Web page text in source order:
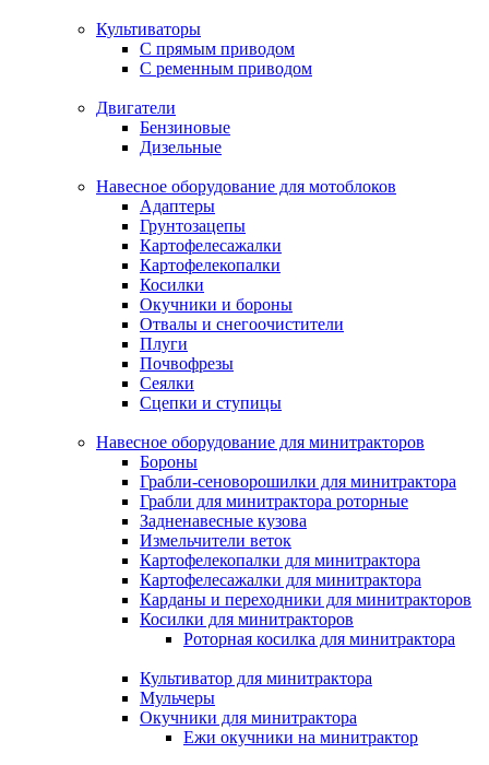
Культиваторы
С прямым приводом
С ременным приводом
Двигатели
Бензиновые
Дизельные
Навесное оборудование для мотоблоков
Адаптеры
Грунтозацепы
Картофелесажалки
Картофелекопалки
Косилки
Окучники и бороны
Отвалы и снегоочистители
Плуги
Почвофрезы
Сеялки
Сцепки и ступицы
Навесное оборудование для минитракторов
Бороны
Грабли-сеноворошилки для минитрактора
Грабли для минитрактора роторные
Задненавесные кузова
Измельчители веток
Картофелекопалки для минитрактора
Картофелесажалки для минитрактора
Карданы и переходники для минитракторов
Косилки для минитракторов
Роторная косилка для минитрактора
Культиватор для минитрактора
Мульчеры
Окучники для минитрактора
Ежи окучники на минитрактор